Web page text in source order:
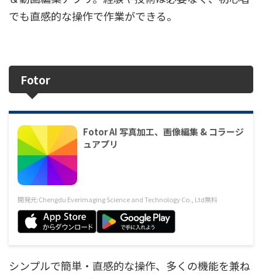
でも直感的な操作で作業ができる。
Fotor
Fotor AI 写真加工、画像編集 & コラージ
ュアプリ
開発元:Chengdu Everimaging Science and Technology Co., Ltd無料
シンプルで簡単・直感的な操作、多くの機能を兼ね